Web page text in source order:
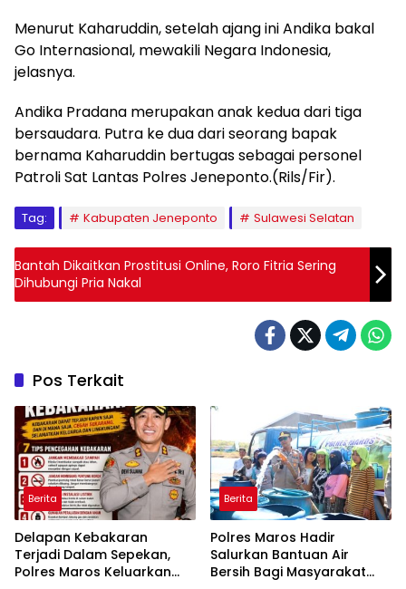
Menurut Kaharuddin, setelah ajang ini Andika bakal
Go Internasional, mewakili Negara Indonesia,
jelasnya.
Andika Pradana merupakan anak kedua dari tiga
bersaudara. Putra ke dua dari seorang bapak
bernama Kaharuddin bertugas sebagai personel
Patroli Sat Lantas Polres Jeneponto.(Rils/Fir).
Tag: Kabupaten Jeneponto Sulawesi Selatan
Bantah Dikaitkan Prostitusi Online, Roro Fitria Sering
Dihubungi Pria Nakal
Pos Terkait
Berita
Delapan Kebakaran
Terjadi Dalam Sepekan,
Polres Maros Keluarkan
Berita
Polres Maros Hadir
Salurkan Bantuan Air
Bersih Bagi Masyarakat